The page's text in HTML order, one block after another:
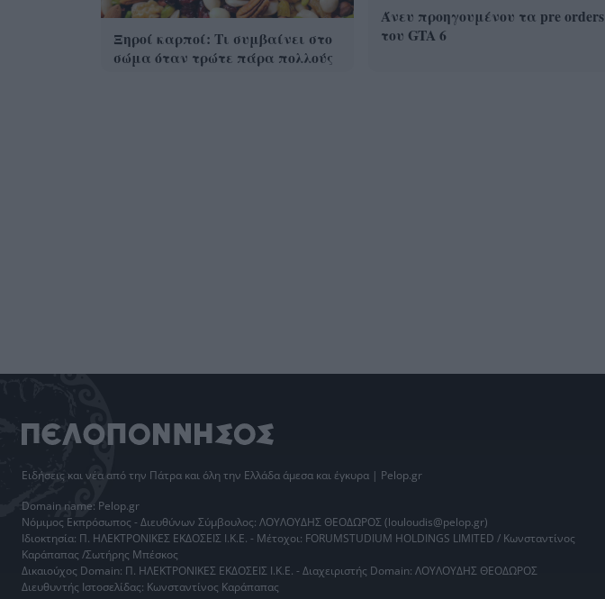
Ξηροί καρποί: Τι συμβαίνει στο
σώμα όταν τρώτε πάρα πολλούς
Άνευ προηγουμένου τα pre orders
του GTA 6
Ειδήσεις και νέα από την Πάτρα και όλη την Ελλάδα άμεσα και έγκυρα | Pelop.gr
Domain name: Pelop.gr
Νόμιμος Εκπρόσωπος - Διευθύνων Σύμβουλος: ΛΟΥΛΟΥΔΗΣ ΘΕΟΔΩΡΟΣ (louloudis@pelop.gr)
Ιδιοκτησία: Π. ΗΛΕΚΤΡΟΝΙΚΕΣ ΕΚΔΟΣΕΙΣ Ι.Κ.Ε. - Μέτοχοι: FORUMSTUDIUM HOLDINGS LIMITED / Κωνσταντίνος
Καράπαπας /Σωτήρης Μπέσκος
Δικαιούχος Domain: Π. ΗΛΕΚΤΡΟΝΙΚΕΣ ΕΚΔΟΣΕΙΣ Ι.Κ.Ε. - Διαχειριστής Domain: ΛΟΥΛΟΥΔΗΣ ΘΕΟΔΩΡΟΣ
Διευθυντής Ιστοσελίδας: Κωνσταντίνος Καράπαπας